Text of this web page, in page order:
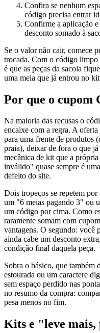
Confira se nenhum
código precisa entrar
Confirme a aplicação
desconto somado à
Se o valor não cair, comece
trocada. Com o código
é que as peças da sacola
uma meia que já entrou no
Por que o cupom
Na maioria das recusas o
encaixe com a regra. A
para uma frente de produtos
praia), deixar de fora o que
mecânica de kit que a
inválido" quase sempre é
defeito do site.
Dois tropeços se repetem
um "6 meias pagando 3" ou
um código por cima. Como
raramente somam com
vantagens. O segundo: você
ainda cabe um desconto
condição final daquela peça.
Sobra o básico, que também
estourada ou um caractere
sem espaço perdido nas
no resumo da compra:
pesa menos no fim.
Kits e "leve mais,